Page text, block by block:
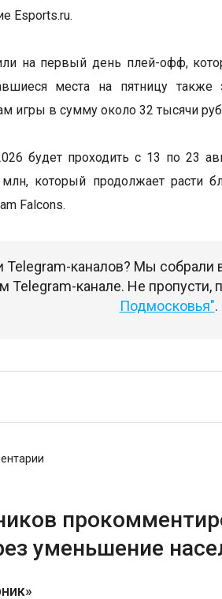
Esports.ru.
на первый день плей-офф,
места на пятницу также
игры в сумму около 32 тысячи
будет проходить с 13 по 23
который продолжает расти
Falcons.
Telegram-каналов? Мы
Telegram-канале. Не пропусти,
Подмосковья".
уменьшение